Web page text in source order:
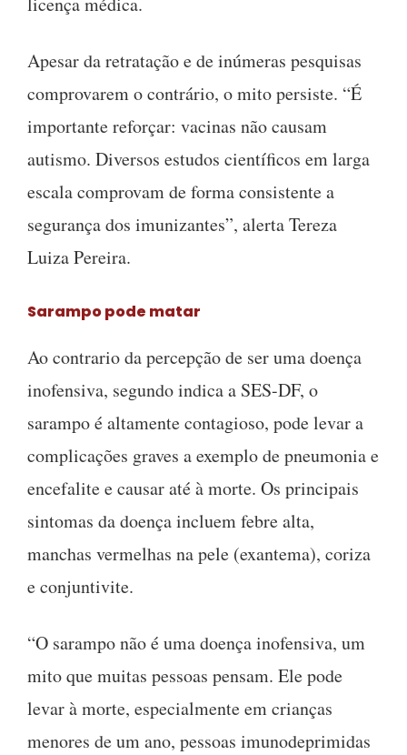
Apesar da retratação e de inúmeras pesquisas
comprovarem o contrário, o mito persiste. “É
importante reforçar: vacinas não causam
autismo. Diversos estudos científicos em larga
escala comprovam de forma consistente a
segurança dos imunizantes”, alerta Tereza
Luiza Pereira.
Sarampo pode matar
Ao contrario da percepção de ser uma doença
inofensiva, segundo indica a SES-DF, o
sarampo é altamente contagioso, pode levar a
complicações graves a exemplo de pneumonia e
encefalite e causar até à morte. Os principais
sintomas da doença incluem febre alta,
manchas vermelhas na pele (exantema), coriza
e conjuntivite.
“O sarampo não é uma doença inofensiva, um
mito que muitas pessoas pensam. Ele pode
levar à morte, especialmente em crianças
menores de um ano, pessoas imunodeprimidas